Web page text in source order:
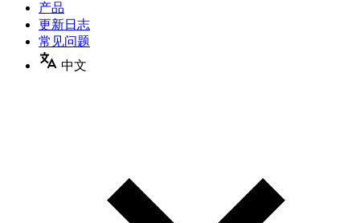
产品
更新日志
常见问题
中文